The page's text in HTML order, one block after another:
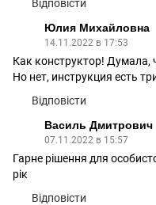
Відповісти
Юлия Михайловна
14.11.2022 в 17:53
Как конструктор! Думала,
Но нет, инструкция есть
Відповісти
Василь Дмитрович
07.11.2022 в 15:57
Гарне рішення для
рік
Відповісти